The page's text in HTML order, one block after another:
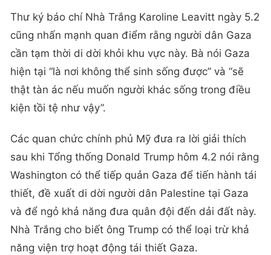
Thư ký báo chí Nhà Trắng Karoline Leavitt ngày 5.2
cũng nhấn mạnh quan điểm rằng người dân Gaza
cần tạm thời di dời khỏi khu vực này. Bà nói Gaza
hiện tại “là nơi không thể sinh sống được” và “sẽ
thật tàn ác nếu muốn người khác sống trong điều
kiện tồi tệ như vậy”.
Các quan chức chính phủ Mỹ đưa ra lời giải thích
sau khi Tổng thống Donald Trump hôm 4.2 nói rằng
Washington có thể tiếp quản Gaza để tiến hành tái
thiết, đề xuất di dời người dân Palestine tại Gaza
và để ngỏ khả năng đưa quân đội đến dải đất này.
Nhà Trắng cho biết ông Trump có thể loại trừ khả
năng viện trợ hoạt động tái thiết Gaza.